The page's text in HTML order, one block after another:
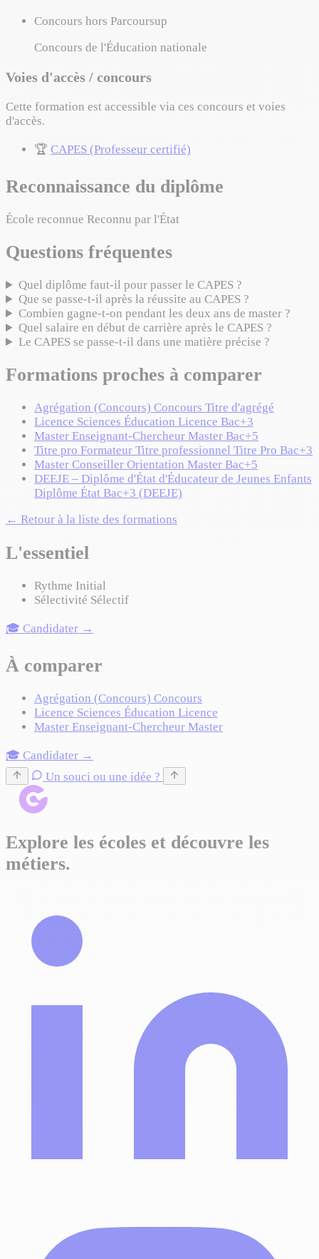
Concours hors Parcoursup
Concours de l'Éducation nationale
Voies d'accès / concours
Cette formation est accessible via ces concours et voies
d'accès.
🏆 CAPES (Professeur certifié)
Reconnaissance du diplôme
École reconnue Reconnu par l'État
Questions fréquentes
Quel diplôme faut-il pour passer le CAPES ?
Que se passe-t-il après la réussite au CAPES ?
Combien gagne-t-on pendant les deux ans de master ?
Quel salaire en début de carrière après le CAPES ?
Le CAPES se passe-t-il dans une matière précise ?
Formations proches à comparer
Agrégation (Concours) Concours Titre d'agrégé
Licence Sciences Éducation Licence Bac+3
Master Enseignant-Chercheur Master Bac+5
Titre pro Formateur Titre professionnel Titre Pro Bac+3
Master Conseiller Orientation Master Bac+5
DEEJE – Diplôme d'État d'Éducateur de Jeunes Enfants
Diplôme État Bac+3 (DEEJE)
← Retour à la liste des formations
L'essentiel
Rythme Initial
Sélectivité Sélectif
🎓 Candidater →
À comparer
Agrégation (Concours) Concours
Licence Sciences Éducation Licence
Master Enseignant-Chercheur Master
🎓 Candidater →
Un souci ou une idée ?
Explore les écoles et découvre les
métiers.